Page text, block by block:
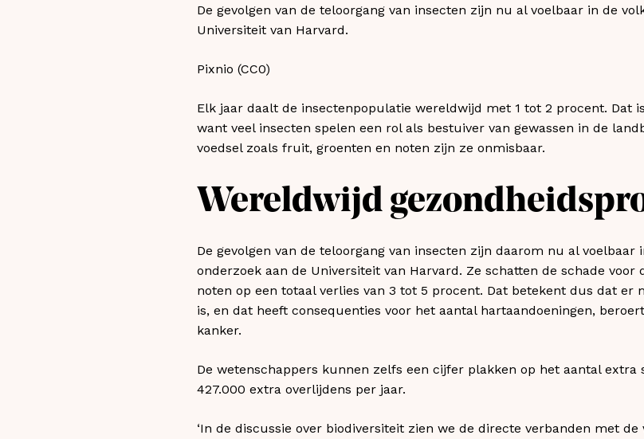
De gevolgen van de teloorgang van insecten zijn nu al voelbaar in de
Universiteit van Harvard.
Pixnio (CC0)
Elk jaar daalt de insectenpopulatie wereldwijd met 1 tot 2 procent. Dat
want veel insecten spelen een rol als bestuiver van gewassen in de
voedsel zoals fruit, groenten en noten zijn ze onmisbaar.
Wereldwijd
De gevolgen van de teloorgang van insecten zijn daarom nu al voelbaar
onderzoek aan de Universiteit van Harvard. Ze schatten de schade
noten op een totaal verlies van 3 tot 5 procent. Dat betekent dus dat er
is, en dat heeft consequenties voor het aantal hartaandoeningen,
kanker.
De wetenschappers kunnen zelfs een cijfer plakken op het aantal extra
427.000 extra overlijdens per jaar.
‘In de discussie over biodiversiteit zien we de directe verbanden met de